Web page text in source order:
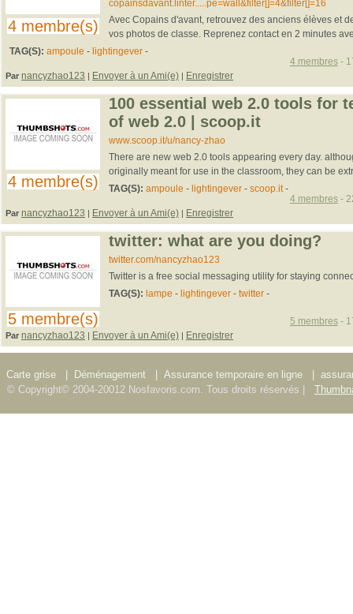
4 membre(s)
copainsdavant.linter.....pe=wall&filter[]=4&filter[]=16
Avec Copains d'avant, retrouvez des anciens élèves et
vos photos de classe. Reprenez contact en 2 minutes
TAG(S): ampoule - lightingever -
Par nancyzhao123 | Envoyer à un Ami(e) | Enregistrer
4 membres-
4 membre(s)
100 essential web 2.0 tools for
of web 2.0 | scoop.it
www.scoop.it/u/nancy-zhao
There are new web 2.0 tools appearing every day.
originally meant for use in the classroom, they can be
TAG(S): ampoule - lightingever- scoop.it-
Par nancyzhao123 | Envoyer à un Ami(e) | Enregistrer
4 membres-
5 membre(s)
twitter: what are you doing?
twitter.com/nancyzhao123
Twitter is a free social messaging utility for staying
TAG(S): lampe - lightingever- twitter-
Par nancyzhao123 | Envoyer à un Ami(e) | Enregistrer
5 membres-
Carte grise Déménagement Assurance temporaire en ligne
© Copyright© 2004-20012 Nosfavoris.com. Tous droits réservés |